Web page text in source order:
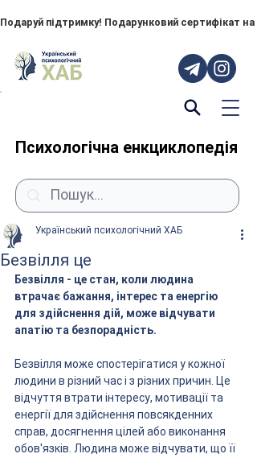
Подаруй підтримку! Подарунковий сертифікат
Психологічна енкциклопедія
Безвілля це
Український психологічний ХАБ
Безвілля - це стан, коли людина
втрачає бажання, інтерес та енергію
для здійснення дій, може відчувати
апатію та безпорадність.
Безвілля може спостерігатися у кожної
людини в різний час і з різних причин. Це
відчуття втрати інтересу, мотивації та
енергії для здійснення повсякденних
справ, досягнення цілей або виконання
обов'язків. Людина може відчувати, що її